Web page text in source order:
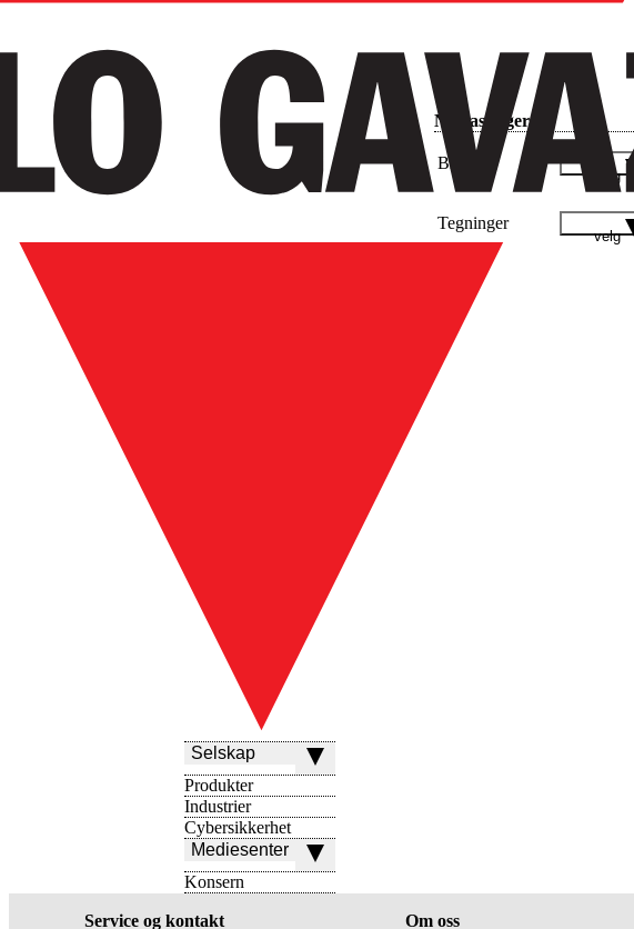
Selskap
Produkter
Industrier
Cybersikkerhet
Mediesenter
Konsern
Nedlastinger
Bilder
velg
Tegninger
velg
Service og kontakt Om oss